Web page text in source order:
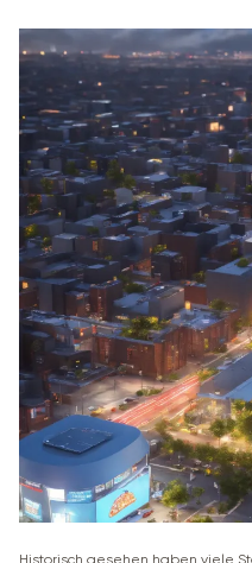
Historisch gesehen haben viele